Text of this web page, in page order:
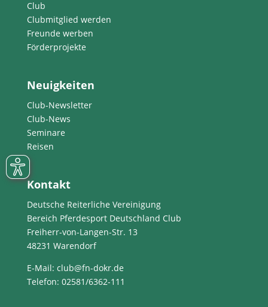
Club
Clubmitglied werden
Freunde werben
Förderprojekte
Neuigkeiten
Club-Newsletter
Club-News
Seminare
Reisen
Kontakt
Deutsche Reiterliche Vereinigung
Bereich Pferdesport Deutschland Club
Freiherr-von-Langen-Str. 13
48231 Warendorf
E-Mail: club@fn-dokr.de
Telefon: 02581/6362-111